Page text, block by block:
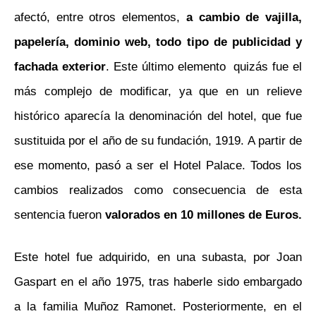
afectó, entre otros elementos, a cambio de vajilla,
papelería, dominio web, todo tipo de publicidad y
fachada exterior. Este último elemento quizás fue el
más complejo de modificar, ya que en un relieve
histórico aparecía la denominación del hotel, que fue
sustituida por el año de su fundación, 1919. A partir de
ese momento, pasó a ser el Hotel Palace. Todos los
cambios realizados como consecuencia de esta
sentencia fueron valorados en 10 millones de Euros.
Este hotel fue adquirido, en una subasta, por Joan
Gaspart en el año 1975, tras haberle sido embargado
a la familia Muñoz Ramonet. Posteriormente, en el